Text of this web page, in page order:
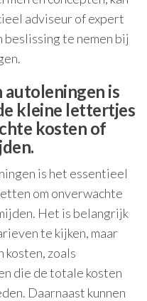
adviseur of expert
te nemen bij
autoleningen is
kleine lettertjes
kosten of
is het essentieel
om onverwachte
Het is belangrijk
te kijken, maar
kosten, zoals
die de totale kosten
Daarnaast kunnen